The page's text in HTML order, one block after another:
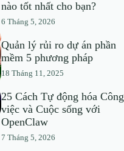
nào tốt nhất cho bạn?
6 Tháng 5, 2026
Quản lý rủi ro dự án phần
mềm 5 phương pháp
18 Tháng 11, 2025
25 Cách Tự động hóa Công
việc và Cuộc sống với
OpenClaw
7 Tháng 5, 2026